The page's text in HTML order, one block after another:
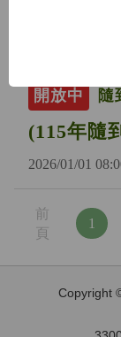
開放中 隨
(115年隨
2026/01/01
前
頁
1
Copyright